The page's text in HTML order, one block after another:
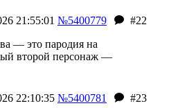
21:55:01 №5400779
#22
— это пародия на
второй персонаж —
22:10:35 №5400781
#23